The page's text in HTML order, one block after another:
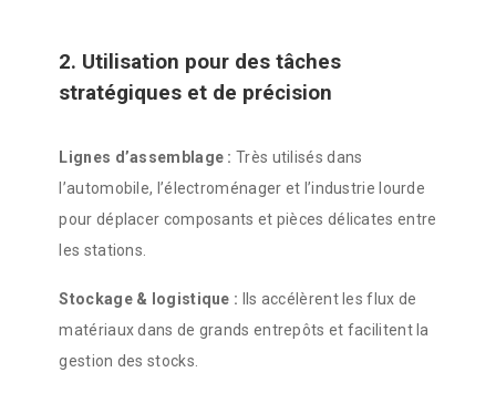
2. Utilisation pour des tâches
stratégiques et de précision
Lignes d’assemblage : Très utilisés dans
l’automobile, l’électroménager et l’industrie lourde
pour déplacer composants et pièces délicates entre
les stations.
Stockage & logistique : Ils accélèrent les flux de
matériaux dans de grands entrepôts et facilitent la
gestion des stocks.